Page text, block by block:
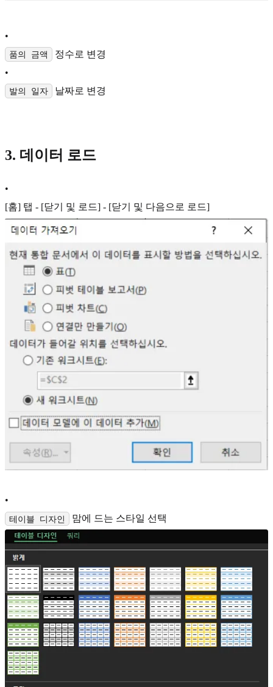
•
품의 금액
정수로 변경
•
발의 일자 날짜로 변경
3. 데이터 로드
•
[홈] 탭 - [닫기 및 로드] - [닫기 및 다음으로 로드]
•
테이블 디자인 맘에 드는 스타일 선택